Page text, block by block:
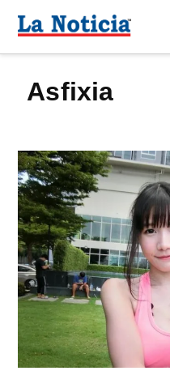
Para mantenerte
contenido
asfixia